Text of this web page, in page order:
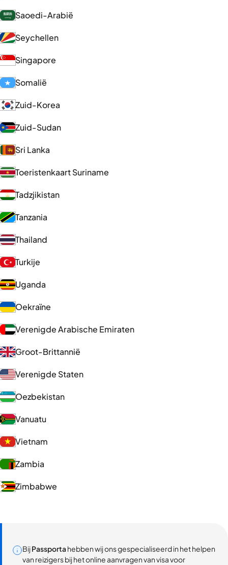
Saoedi-Arabië
Seychellen
Singapore
Somalië
Zuid-Korea
Zuid-Sudan
Sri Lanka
Toeristenkaart Suriname
Tadzjikistan
Tanzania
Thailand
Turkije
Uganda
Oekraïne
Verenigde Arabische Emiraten
Groot-Brittannië
Verenigde Staten
Oezbekistan
Vanuatu
Vietnam
Zambia
Zimbabwe
BijPassportahebben wij ons gespecialiseerd in het helpen
van reizigers bij het online aanvragen van visa voor